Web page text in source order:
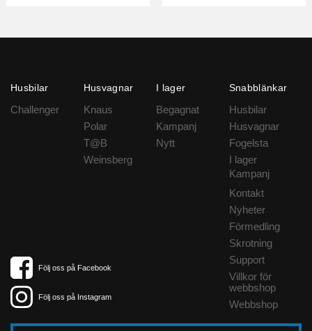
Husbilar
Challenger
Husvagnar
Knaus
Polar
T@B
Weinsberg
I lager
Begagnat
Kampanj
Nytt
Snabblänkar
Husbilar
Husvagnar
Fogelsta
I lager
Kampanj
Kontakt
Nyheter
Förmedling
Skrotning
Support
Villkor för
webbshop
Webbshop
Följ oss på Facebook
Följ oss på Instagram